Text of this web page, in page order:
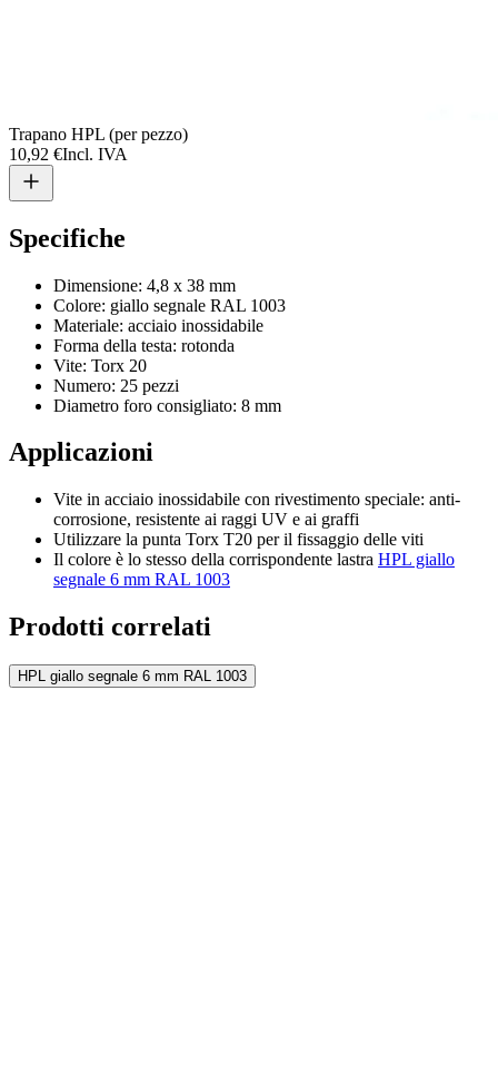
Trapano HPL (per pezzo)
10,92 €Incl. IVA
Specifiche
Dimensione: 4,8 x 38 mm
Colore: giallo segnale RAL 1003
Materiale: acciaio inossidabile
Forma della testa: rotonda
Vite: Torx 20
Numero: 25 pezzi
Diametro foro consigliato: 8 mm
Applicazioni
Vite in acciaio inossidabile con rivestimento speciale: anti-
corrosione, resistente ai raggi UV e ai graffi
Utilizzare la punta Torx T20 per il fissaggio delle viti
Il colore è lo stesso della corrispondente lastra HPL giallo
segnale 6 mm RAL 1003
Prodotti correlati
HPL giallo segnale 6 mm RAL 1003